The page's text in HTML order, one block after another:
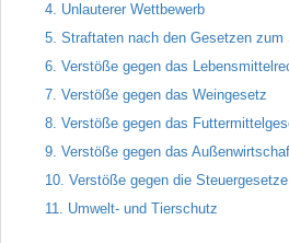
4. Unlauterer Wettbewerb
5. Straftaten nach den Gesetzen
6. Verstöße gegen das
7. Verstöße gegen das Weingesetz
8. Verstöße gegen das
9. Verstöße gegen das
10. Verstöße gegen die
11. Umwelt- und Tierschutz